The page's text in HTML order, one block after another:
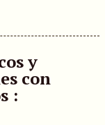
y
con
: